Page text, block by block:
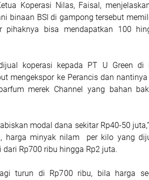
Koperasi Nilas, Faisal,
binaan BSI di gampong tersebut
pihaknya bisa mendapatkan 100
koperasi kepada PT U Green di
mengekspor ke Perancis dan
merek Channel yang bahan
modal dana sekitar Rp40-50
harga minyak nilam per kilo yang
Rp700 ribu hingga Rp2 juta.
turun di Rp700 ribu, bila harga